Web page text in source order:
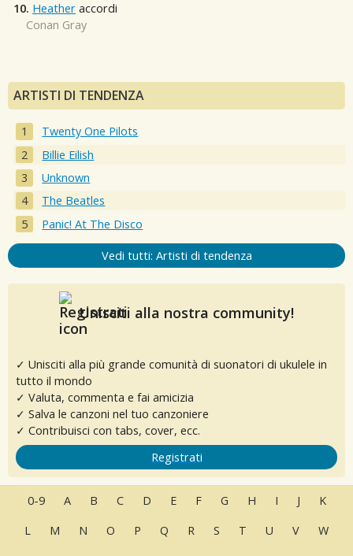
10. Heather accordi
Conan Gray
ARTISTI DI TENDENZA
Twenty One Pilots
Billie Eilish
Unknown
The Beatles
Panic! At The Disco
Vedi tutti: Artisti di tendenza
Unisciti alla nostra community!
✓ Unisciti alla più grande comunità di suonatori di ukulele in
tutto il mondo
✓ Valuta, commenta e fai amicizia
✓ Salva le canzoni nel tuo canzoniere
✓ Contribuisci con tabs, cover, ecc.
Registrati
0-9 A B C D E F G H I J
K
L
M N O P Q R S T U V
W